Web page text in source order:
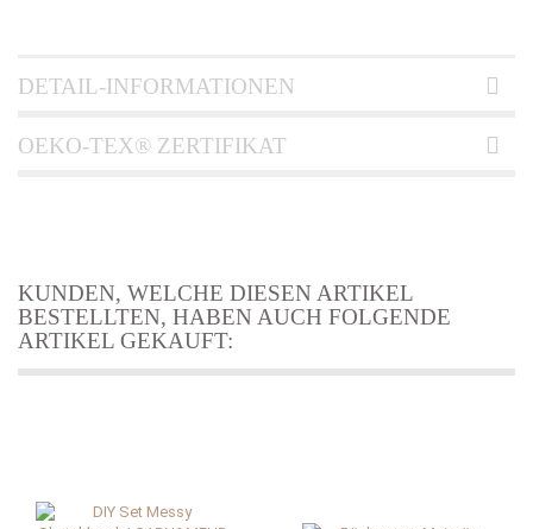
DETAIL-INFORMATIONEN
OEKO-TEX® ZERTIFIKAT
KUNDEN, WELCHE DIESEN ARTIKEL
BESTELLTEN, HABEN AUCH FOLGENDE
ARTIKEL GEKAUFT: